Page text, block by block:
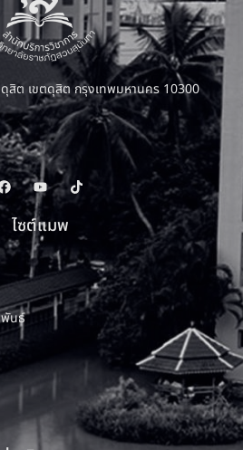
สิต เขตดุสิต กรุงเทพมหานคร 10300
ไซต์แมพ
พันธ์